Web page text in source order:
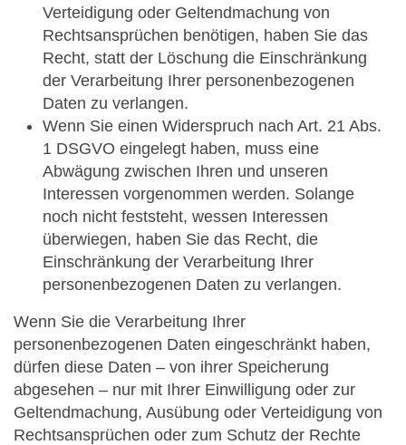
Verteidigung oder Geltendmachung von
Rechtsansprüchen benötigen, haben Sie das
Recht, statt der Löschung die Einschränkung
der Verarbeitung Ihrer personenbezogenen
Daten zu verlangen.
Wenn Sie einen Widerspruch nach Art. 21 Abs.
1 DSGVO eingelegt haben, muss eine
Abwägung zwischen Ihren und unseren
Interessen vorgenommen werden. Solange
noch nicht feststeht, wessen Interessen
überwiegen, haben Sie das Recht, die
Einschränkung der Verarbeitung Ihrer
personenbezogenen Daten zu verlangen.
Wenn Sie die Verarbeitung Ihrer
personenbezogenen Daten eingeschränkt haben,
dürfen diese Daten – von ihrer Speicherung
abgesehen – nur mit Ihrer Einwilligung oder zur
Geltendmachung, Ausübung oder Verteidigung von
Rechtsansprüchen oder zum Schutz der Rechte